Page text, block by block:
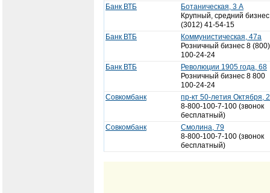
Банк ВТБ
Ботаническая, 3 А
Крупный, средний бизнес
(3012) 41-54-15
Банк ВТБ
Коммунистическая, 47а
Розничный бизнес 8 (800)
100-24-24
Банк ВТБ
Революции 1905 года, 68
Розничный бизнес 8 800
100-24-24
Совкомбанк
пр-кт 50-летия Октября,
8-800-100-7-100 (звонок
бесплатный)
Совкомбанк
Смолина, 79
8-800-100-7-100 (звонок
бесплатный)